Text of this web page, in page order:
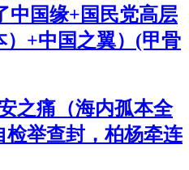
中国缘+国民党高层
+中国之翼）(甲骨
之痛（海内孤本全
举查封，柏杨牵连